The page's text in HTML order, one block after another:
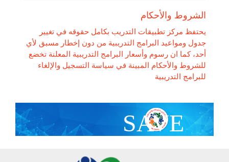
الشروط والأحكام
يحتفظ مركز تطبيقات التدريب بكامل حقوقه في تغيير
جدول ومواعيد البرامج التدريبية من دون إخطار مسبق لأي
أحد، كما ان رسوم وأسعار البرامج التدريبية المعلنة تخضع
للشروط والأحكام المبينة في سياسة التسجيل والإلغاء
للبرامج التدريبية
SAVE